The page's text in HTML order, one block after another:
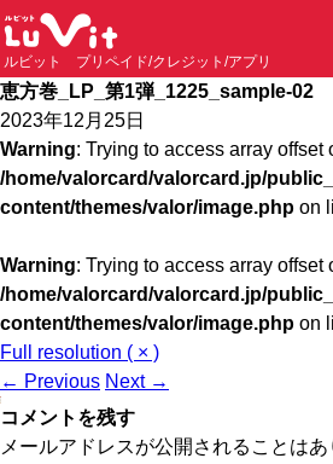
ルビット プリペイド/クレジット/アプリ
恵方巻_LP_第1弾_1225_sample-02
2023年12月25日
Warning: Trying to access array
/home/valorcard/valorcard.jp/
content/themes/valor/image.php on
Warning: Trying to access array
/home/valorcard/valorcard.jp/
content/themes/valor/image.php on
Full resolution ( × )
← Previous Next →
コメントを残す
メールアドレスが公開されることはあ